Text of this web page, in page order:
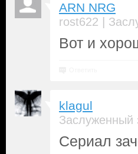
ARN NRG
rost622 |
Вот и
klagul
Заслуженный
Сериал